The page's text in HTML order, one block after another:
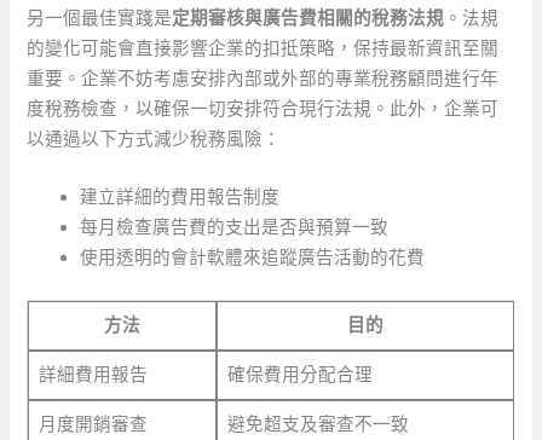
另一個最佳實踐是定期審核與廣告費相關的稅務法規 。法規
的變化可能會直接影響企業的扣抵策略，保持最新資訊至關
重要。企業不妨考慮安排內部或外部的專業稅務顧問進行年
度稅務檢查，以確保一切安排符合現行法規。此外，企業可
以通過以下方式減少稅務風險：
建立詳細的費用報告制度
每月檢查廣告費的支出是否與預算一致
使用透明的會計軟體來追蹤廣告活動的花費
方法 目的
詳細費用報告 確保費用分配合理
月度開銷審查 避免超支及審查不一致